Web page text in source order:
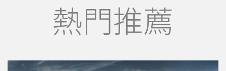
熱門推薦